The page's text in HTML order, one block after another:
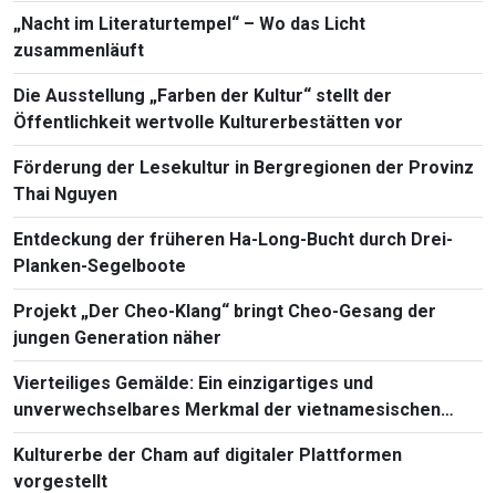
„Nacht im Literaturtempel“ – Wo das Licht
zusammenläuft
Die Ausstellung „Farben der Kultur“ stellt der
Öffentlichkeit wertvolle Kulturerbestätten vor
Förderung der Lesekultur in Bergregionen der Provinz
Thai Nguyen
Entdeckung der früheren Ha-Long-Bucht durch Drei-
Planken-Segelboote
Projekt „Der Cheo-Klang“ bringt Cheo-Gesang der
jungen Generation näher
Vierteiliges Gemälde: Ein einzigartiges und
unverwechselbares Merkmal der vietnamesischen
Volksmalerei
Kulturerbe der Cham auf digitaler Plattformen
vorgestellt